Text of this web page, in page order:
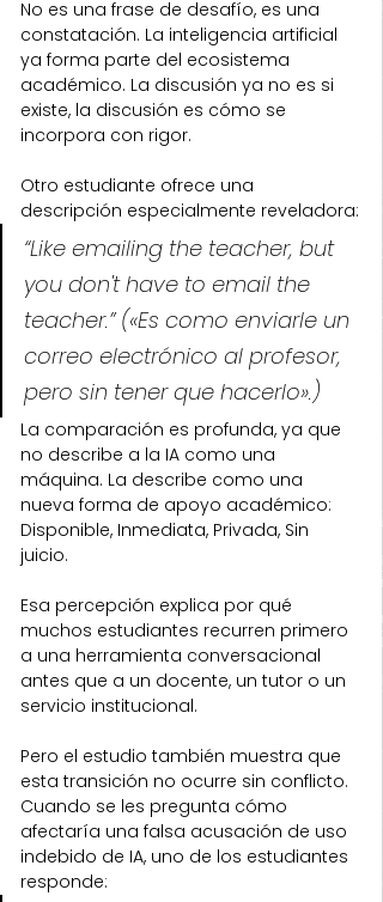
No es una frase de desafío, es una
constatación. La inteligencia artificial
ya forma parte del ecosistema
académico. La discusión ya no es si
existe, la discusión es cómo se
incorpora con rigor.
Otro estudiante ofrece una
descripción especialmente reveladora:
“Like emailing the teacher, but
you don't have to email the
teacher.” («Es como enviarle un
correo electrónico al profesor,
pero sin tener que hacerlo».)
La comparación es profunda, ya que
no describe a la IA como una
máquina. La describe como una
nueva forma de apoyo académico:
Disponible, Inmediata, Privada, Sin
juicio.
Esa percepción explica por qué
muchos estudiantes recurren primero
a una herramienta conversacional
antes que a un docente, un tutor o un
servicio institucional.
Pero el estudio también muestra que
esta transición no ocurre sin conflicto.
Cuando se les pregunta cómo
afectaría una falsa acusación de uso
indebido de IA, uno de los estudiantes
responde: